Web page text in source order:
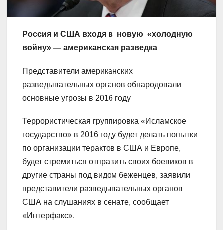
Россия и США входя в новую «холодную
войну» — американская разведка
Представители американских
разведывательных органов обнародовали
основные угрозы в 2016 году
Террористическая группировка «Исламское
государство» в 2016 году будет делать попытки
по организации терактов в США и Европе,
будет стремиться отправить своих боевиков в
другие страны под видом беженцев, заявили
представители разведывательных органов
США на слушаниях в сенате, сообщает
«Интерфакс».